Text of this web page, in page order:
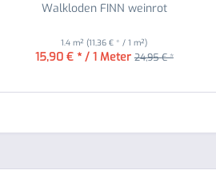
Walkloden FINN weinrot
1.4 m²(11,36 € * / 1 m²)
15,90 € * / 1 Meter 24,95 € *